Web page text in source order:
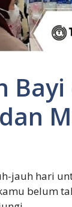
Bayi
jauh hari
belum